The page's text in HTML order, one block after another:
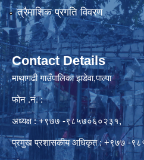
त्रैमाशिक प्रगति विवरण
Contact Details
माथागढी गाउँपालिका झडेवा,पाल्पा
फोन .नं. :
अध्यक्ष : +९७७ -९८५७०६०२३१,
प्रमुख प्रशासकीय अधिकृत : +९७७ -